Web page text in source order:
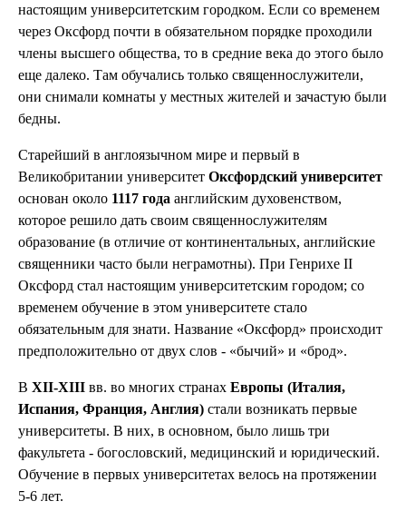
настоящим университетским городком. Если со временем
через Оксфорд почти в обязательном порядке проходили
члены высшего общества, то в средние века до этого было
еще далеко. Там обучались только священнослужители,
они снимали комнаты у местных жителей и зачастую были
бедны.
Старейший в англоязычном мире и первый в
Великобритании университет Оксфордский университет
основан около 1117 года английским духовенством,
которое решило дать своим священнослужителям
образование (в отличие от континентальных, английские
священники часто были неграмотны). При Генрихе II
Оксфорд стал настоящим университетским городом; со
временем обучение в этом университете стало
обязательным для знати. Название «Оксфорд» происходит
предположительно от двух слов - «бычий» и «брод».
В XII-XIII вв. во многих странах Европы (Италия,
Испания, Франция, Англия) стали возникать первые
университеты. В них, в основном, было лишь три
факультета - богословский, медицинский и юридический.
Обучение в первых университетах велось на протяжении
5-6 лет.